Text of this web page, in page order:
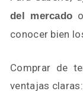
del mercado
conocer bien
Comprar de
ventajas claras: